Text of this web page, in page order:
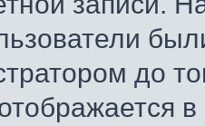
до